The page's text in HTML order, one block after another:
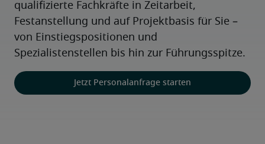
qualifizierte Fachkräfte in Zeitarbeit,
Festanstellung und auf Projektbasis für Sie –
von Einstiegspositionen und
Spezialistenstellen bis hin zur Führungsspitze.
Jetzt Personalanfrage starten